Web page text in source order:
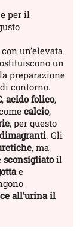
per il
un’elevata
un
preparazione
contorno.
,acido folico,
calcio,
, per questo
. Gli
, ma
sconsigliatoil
e
all’urina il